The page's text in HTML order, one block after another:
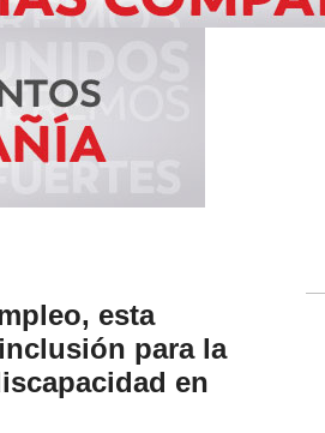
esta
para la
en